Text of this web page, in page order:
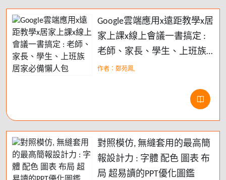
Google雲端應用x遠距教學x居
家上課x線上會議一書搞定 :
老師、家長、學生、上班族
居家必備懶人包
作者：鄭苑鳳,
對照模仿, 無縫套用的最高簡
報設計力 : 字體 配色 圖表 布
局 超易讀的PPT優化圖鑑